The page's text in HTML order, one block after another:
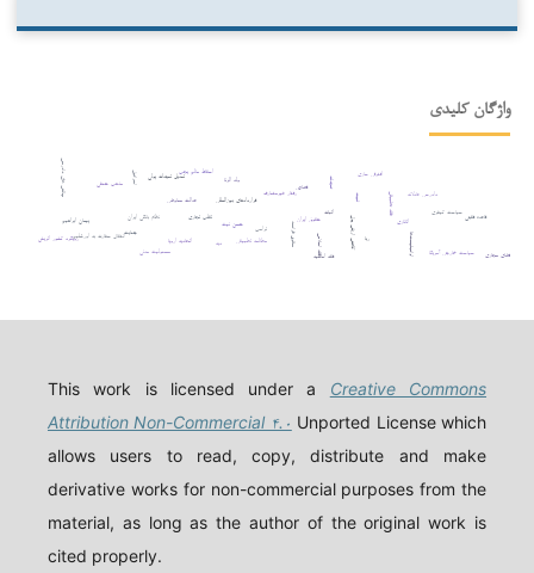
واژگان کلیدی
ثبوت
اثبات
تعهدات
حقوق ایران
حقوق فرانسه مطالعه تطبیقی
رفتار غیرمتعارف
تقلب تجاری
قراردادهای بین‌المللی
حسن نیت
اتحادیه اروپا کاهش ارزش پول نظام بانکی ایران
فقه اسلامی ربا
تعدیل تعهدات پولی
عدالت معاوضی
دیه
قصاص
ولد الزنا
فقه امامیه
مذهب حنفی
جنایت
فقه تطبیقی
اوانجلیست‌ها سیاست خارجی آمریکا
ترامپ
اسرائیل
انتقال سفارت به اورشلیم
پیمان ابراهیم
افترقی سازی
دادرسی عادلانه چالش های دادرسی
سیاست کیفری
اتانازی
قاعده فقهی
اسقاط مالم یجب
رویکرد کشور اتریش
مسئولیت مدنی فضای مجازی
This work is licensed under a Creative Commons
Attribution Non-Commercial ۴.۰ Unported License which
allows users to read, copy, distribute and make
derivative works for non-commercial purposes from the
material, as long as the author of the original work is
cited properly.